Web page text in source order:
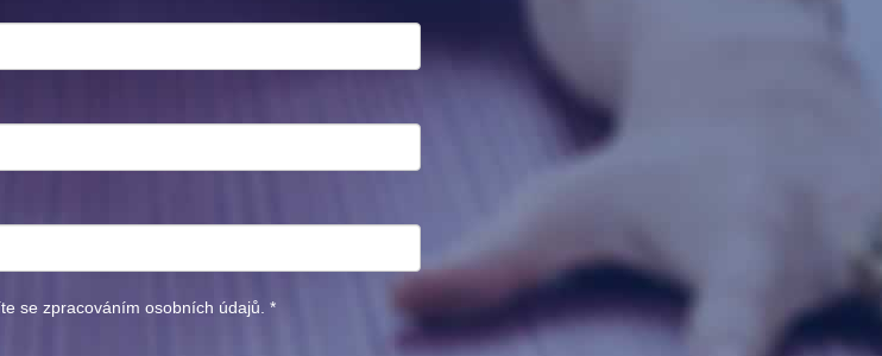
se zpracováním osobních údajů.*